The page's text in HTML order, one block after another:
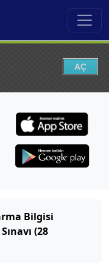
AÇ
Bilgisi
(28